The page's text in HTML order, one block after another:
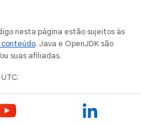
nesta página estão sujeitos às
. Java e OpenJDK são
suas afiliadas.